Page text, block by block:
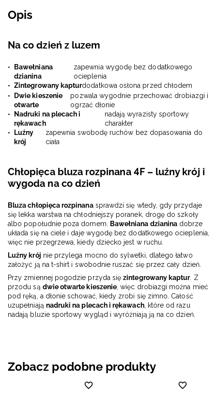
Opis
Na co dzień z luzem
Bawełniana
dzianina
zapewnia wygodę bez dodatkowego
ocieplenia
Zintegrowany kapturdodatkowa osłona przed chłodem
Dwie kieszenie
otwarte
pozwala wygodnie przechować drobiazgi i
ogrzać dłonie
Nadruki na plecach i
rękawach
nadają wyrazisty sportowy
charakter
Luźny
krój
zapewnia swobodę ruchów bez dopasowania do
ciała
Chłopięca bluza rozpinana 4F – luźny krój i
wygoda na co dzień
Bluza chłopięca rozpinanasprawdzi się wtedy, gdy przydaje
się lekka warstwa na chłodniejszy poranek, drogę do szkoły
albo popołudnie poza domem. Bawełniana dzianina dobrze
układa się na ciele i daje wygodę bez dodatkowego ocieplenia,
więc nie przegrzewa, kiedy dziecko jest w ruchu.
Luźny krój nie przylega mocno do sylwetki, dlatego łatwo
założyć ją na t-shirt i swobodnie ruszać się przez cały dzień.
Przy zmiennej pogodzie przyda sięzintegrowany kaptur. Z
przodu są dwie otwarte kieszenie, więc drobiazgi można mieć
pod ręką, a dłonie schować, kiedy zrobi się zimno. Całość
uzupełniają nadruki na plecach i rękawach, które od razu
nadają bluzie sportowy wygląd i wyróżniają ją na co dzień.
Zobacz podobne produkty